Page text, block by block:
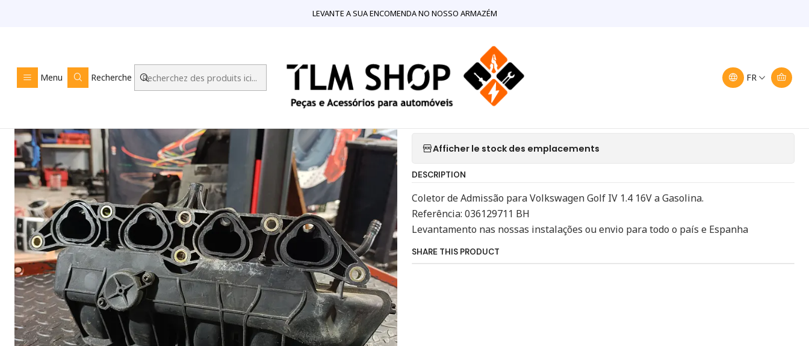
Menu Recherche FR
LEVANTE A SUA ENCOMENDA NO NOSSO ARMAZÉM
Motores e Componentes para Motores Coletores de Admissão Coletor de Admissão VW Golf IV 036129711 BH
Coletor de Admissão VW Golf IV
036129711 BH
Afficher le stock des emplacements
DESCRIPTION
Coletor de Admissão para Volkswagen Golf IV 1.4 16V a Gasolina.
Referência: 036129711 BH
Levantamento nas nossas instalações ou envio para todo o país e Espanha
SHARE THIS PRODUCT